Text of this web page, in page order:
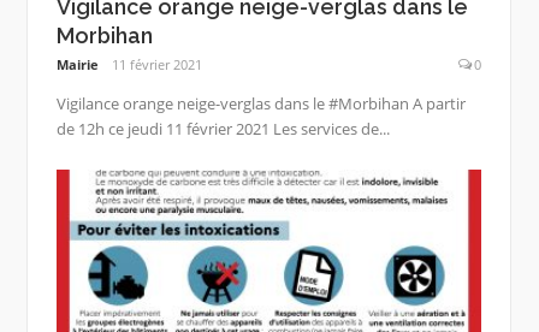
Vigilance orange neige-verglas dans le
Morbihan
Mairie 11 février 2021 0
Vigilance orange neige-verglas dans le #Morbihan A partir
de 12h ce jeudi 11 février 2021 Les services de...